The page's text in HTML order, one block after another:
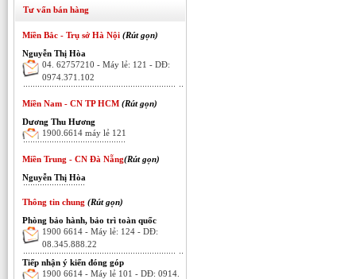
Tư vấn bán hàng
Miền Bắc - Trụ sở Hà Nội (Rút gọn)
Nguyễn Thị Hòa
04. 62757210 - Máy lẻ: 121 - DĐ:
0974.371.102
Miền Nam - CN TP HCM (Rút gọn)
Dương Thu Hương
1900.6614 máy lẻ 121
Miền Trung - CN Đà Nẵng(Rút gọn)
Nguyễn Thị Hòa
Thông tin chung (Rút gọn)
Phòng bảo hành, bảo trì toàn quốc
1900 6614 - Máy lẻ: 124 - DĐ:
08.345.888.22
Tiếp nhận ý kiến đóng góp
1900 6614 - Máy lẻ 101 - DĐ: 0914.